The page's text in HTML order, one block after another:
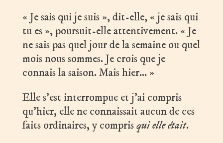
« Je sais qui je suis », dit-elle, « je sais qui
tu es », poursuit-elle attentivement. « Je
ne sais pas quel jour de la semaine ou quel
mois nous sommes. Je crois que je
connais la saison. Mais hier… »
Elle s’est interrompue et j’ai compris
qu’hier, elle ne connaissait aucun de ces
faits ordinaires, y comprisqui elle était.